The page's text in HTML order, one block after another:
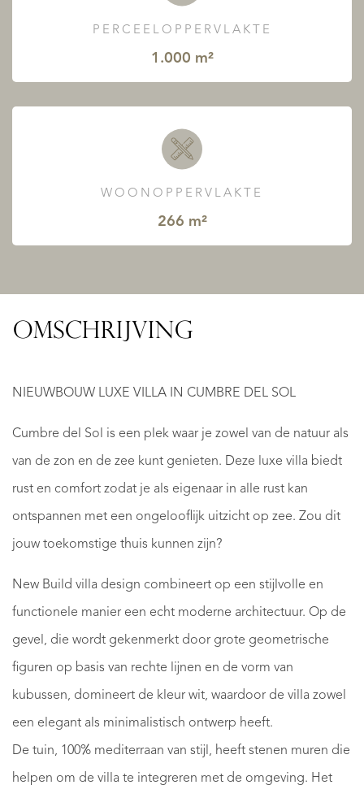
PERCEELOPPERVLAKTE
1.000 m²
WOONOPPERVLAKTE
266 m²
OMSCHRIJVING
NIEUWBOUW LUXE VILLA IN CUMBRE DEL SOL
Cumbre del Sol is een plek waar je zowel van de natuur als
van de zon en de zee kunt genieten. Deze luxe villa biedt
rust en comfort zodat je als eigenaar in alle rust kan
ontspannen met een ongelooflijk uitzicht op zee. Zou dit
jouw toekomstige thuis kunnen zijn?
New Build villa design combineert op een stijlvolle en
functionele manier een echt moderne architectuur. Op de
gevel, die wordt gekenmerkt door grote geometrische
figuren op basis van rechte lijnen en de vorm van
kubussen, domineert de kleur wit, waardoor de villa zowel
een elegant als minimalistisch ontwerp heeft.
De tuin, 100% mediterraan van stijl, heeft stenen muren die
helpen om de villa te integreren met de omgeving. Het